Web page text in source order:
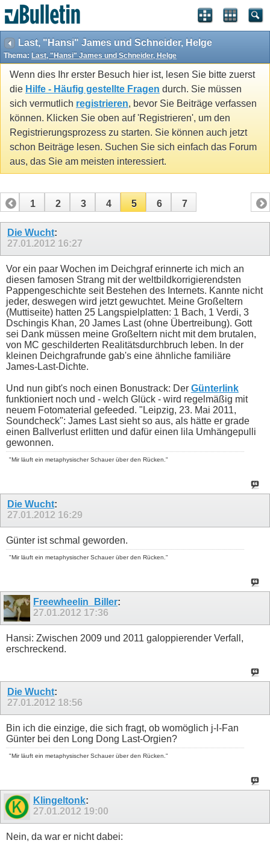
Last, "Hansi" James und Schneider, Helge
Thema: Last, "Hansi" James und Schneider, Helge
Wenn dies Ihr erster Besuch hier ist, lesen Sie bitte zuerst
die Hilfe - Häufig gestellte Fragen durch. Sie müssen
sich vermutlich registrieren, bevor Sie Beiträge verfassen
können. Klicken Sie oben auf 'Registrieren', um den
Registrierungsprozess zu starten. Sie können auch jetzt
schon Beiträge lesen. Suchen Sie sich einfach das Forum
aus, das Sie am meisten interessiert.
1 2 3 4 5 6 7
Die Wucht:
27.01.2012 16:27
Vor ein paar Wochen im Deichgraf erinnerte ich mich an
diesen famosen Strang mit der weltbildkorrigierendsten
Pappengeschichte seit Bestehen des Internets. Kannte nicht
jeder, deswegen wird jetzt gewuchtet. Meine Großeltern
(Muttiseite) hatten 25 Langspielplatten: 1 Bach, 1 Verdi, 3
Dschingis Khan, 20 James Last (ohne Übertreibung). Gott
sei Dank müssen meine Großeltern nicht mit dem brutalen,
von MC geschilderten Realitätsdurchbruch leben. In der
kleinen Deichgrafrunde gab's eine ähnliche familiäre
James-Last-Dichte.
Und nun gibt's noch einen Bonustrack: Der Günterlink
funktioniert noch und - welch Glück - wird regelmäßig mit
neuem Fotomaterial gefeeded. "Leipzig, 23. Mai 2011,
Soundcheck": James Last sieht so aus, als hätte er grade
einen Ballverlust erlitten und dafür einen lila Umhängepulli
gewonnen.
"Mir läuft ein metaphysischer Schauer über den Rücken."
Die Wucht:
27.01.2012 16:29
Günter ist schmal geworden.
"Mir läuft ein metaphysischer Schauer über den Rücken."
Freewheelin_Biller:
27.01.2012 17:36
Hansi: Zwischen 2009 und 2011 galoppierender Verfall,
erschreckend.
Die Wucht:
27.01.2012 18:56
Bin ich die einzige, die sich fragt, ob womöglich j-l-Fan
Günter bei den Long Dong Last-Orgien?
"Mir läuft ein metaphysischer Schauer über den Rücken."
Klingeltonk:
27.01.2012 19:00
Nein, da war er nicht dabei: